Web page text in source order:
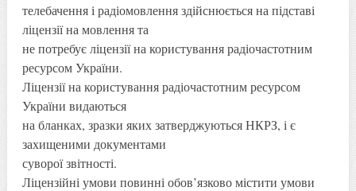
телебачення і радіомовлення здійснюється на підставі
ліцензії на мовлення та
не потребує ліцензії на користування радіочастотним
ресурсом України.
Ліцензії на користування радіочастотним ресурсом
України видаються
на бланках, зразки яких затверджуються НКРЗ, і є
захищеними документами
суворої звітності.
Ліцензійні умови повинні обов’язково містити умови